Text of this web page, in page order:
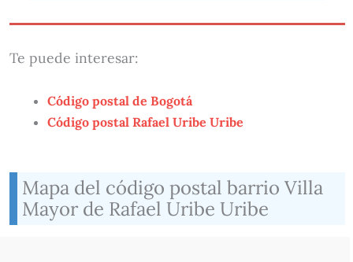
Te puede interesar:
Código postal de Bogotá
Código postal Rafael Uribe Uribe
Mapa del código postal barrio Villa
Mayor de Rafael Uribe Uribe